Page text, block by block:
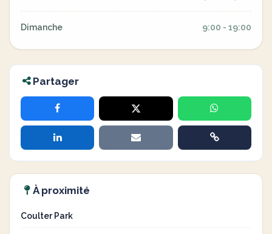
Dimanche 9:00 - 19:00
Partager
À proximité
Coulter Park